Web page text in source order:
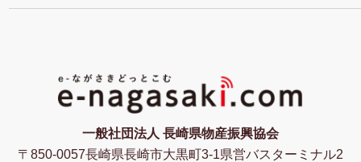
一般社団法人 長崎県物産振興協会
〒850-0057長崎県長崎市大黒町3-1県営バスターミナル2